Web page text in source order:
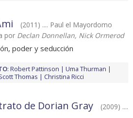
(2011) .... Paul el Mayordomo
por Declan Donnellan, Nick Ormerod
poder y seducción
: Robert Pattinson
Uma Thurman
Thomas
Christina Ricci
de Dorian Gray
(2009) ....